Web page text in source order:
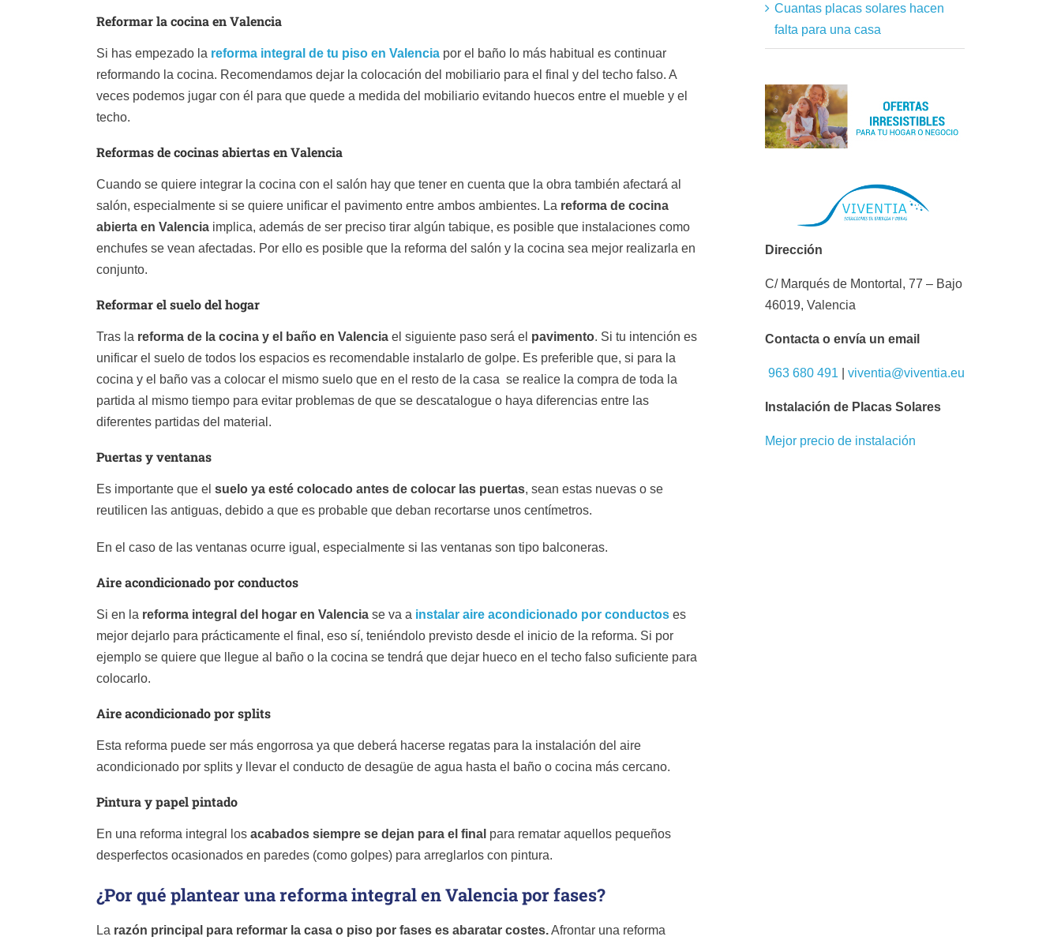
Reformar la cocina en Valencia
Si has empezado la reforma integral de tu piso en Valencia por el baño lo más habitual es continuar
reformando la cocina. Recomendamos dejar la colocación del mobiliario para el final y del techo falso. A
veces podemos jugar con él para que quede a medida del mobiliario evitando huecos entre el mueble y el
techo.
Reformas de cocinas abiertas en Valencia
Cuando se quiere integrar la cocina con el salón hay que tener en cuenta que la obra también afectará al
salón, especialmente si se quiere unificar el pavimento entre ambos ambientes. La reforma de cocina
abierta en Valencia implica, además de ser preciso tirar algún tabique, es posible que instalaciones como
enchufes se vean afectadas. Por ello es posible que la reforma del salón y la cocina sea mejor realizarla en
conjunto.
Reformar el suelo del hogar
Tras la reforma de la cocina y el baño en Valencia el siguiente paso será el pavimento. Si tu intención es
unificar el suelo de todos los espacios es recomendable instalarlo de golpe. Es preferible que, si para la
cocina y el baño vas a colocar el mismo suelo que en el resto de la casa se realice la compra de toda la
partida al mismo tiempo para evitar problemas de que se descatalogue o haya diferencias entre las
diferentes partidas del material.
Puertas y ventanas
Es importante que el suelo ya esté colocado antes de colocar las puertas, sean estas nuevas o se
reutilicen las antiguas, debido a que es probable que deban recortarse unos centímetros.
En el caso de las ventanas ocurre igual, especialmente si las ventanas son tipo balconeras.
Aire acondicionado por conductos
Si en la reforma integral del hogar en Valencia se va a instalar aire acondicionado por conductos es
mejor dejarlo para prácticamente el final, eso sí, teniéndolo previsto desde el inicio de la reforma. Si por
ejemplo se quiere que llegue al baño o la cocina se tendrá que dejar hueco en el techo falso suficiente para
colocarlo.
Aire acondicionado por splits
Esta reforma puede ser más engorrosa ya que deberá hacerse regatas para la instalación del aire
acondicionado por splits y llevar el conducto de desagüe de agua hasta el baño o cocina más cercano.
Pintura y papel pintado
En una reforma integral los acabados siempre se dejan para el final para rematar aquellos pequeños
desperfectos ocasionados en paredes (como golpes) para arreglarlos con pintura.
¿Por qué plantear una reforma integral en Valencia por fases?
La razón principal para reformar la casa o piso por fases es abaratar costes.Afrontar una reforma
Cuantas placas solares hacen
falta para una casa
Dirección
C/ Marqués de Montortal, 77 – Bajo
46019, Valencia
Contacta o envía un email
963 680 491 viventia@viventia.eu
Instalación de Placas Solares
Mejor precio de instalación